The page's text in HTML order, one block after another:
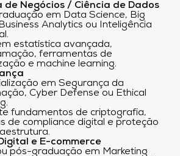
de Negócios / Ciência de Dados
em Data Science, Big
Analytics ou Inteligência
estatística avançada,
ferramentas de
e machine learning.
em Segurança da
Cyber Defense ou Ethical
fundamentos de criptografia,
de compliance digital e proteção
e E-commerce
pós-graduação em Marketing